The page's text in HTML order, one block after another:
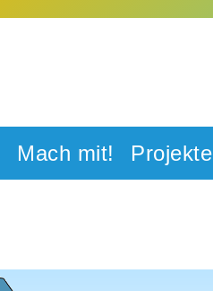
Mach mit! Projekte